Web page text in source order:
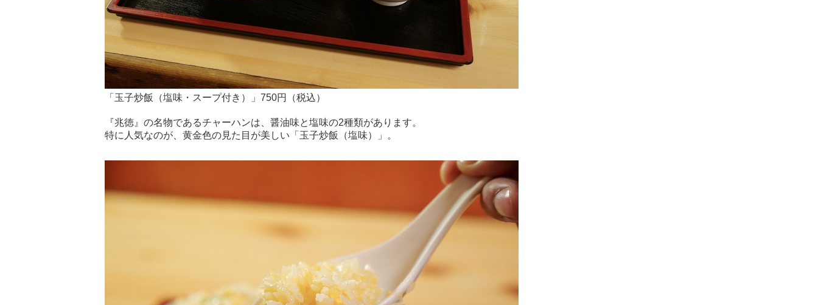
「玉子炒飯（塩味・スープ付き）」750円（税込）
『兆徳』の名物であるチャーハンは、醤油味と塩味の2種類があります。
特に人気なのが、黄金色の見た目が美しい「玉子炒飯（塩味）」。